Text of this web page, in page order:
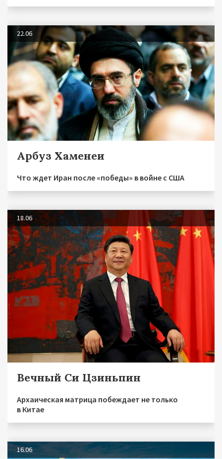
22.06
Арбуз Хаменеи
Что ждет Иран после «победы» в войне с США
18.06
Вечный Си Цзиньпин
Архаическая матрица побеждает не только
в Китае
16.06